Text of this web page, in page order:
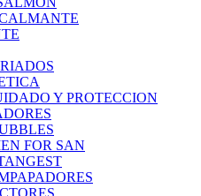
Y PROTECCION
FOR SAN